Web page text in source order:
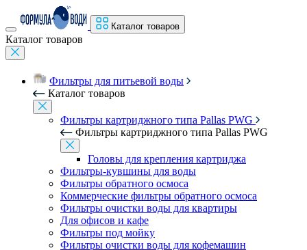
Каталог товаров
Каталог товаров
Фильтры для питьевой воды
Каталог товаров
Фильтры картриджного типа Pallas PWG
Фильтры картриджного типа Pallas PWG
Головы для крепления картриджа
Фильтры-кувшины для воды
Фильтры обратного осмоса
Коммерческие фильтры обратного осмоса
Фильтры очистки воды для квартиры
Для офисов и кафе
Фильтры под мойку
Фильтры очистки воды для кофемашин